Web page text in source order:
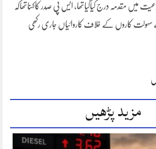
مدعیت میں مقدمہ درج کیاگیاتھا، ایس پی صدر کاکہناتھاکہ
سہولت کاروں کے خلاف کاروائیاں جاری رکھی
مزید پڑھیں